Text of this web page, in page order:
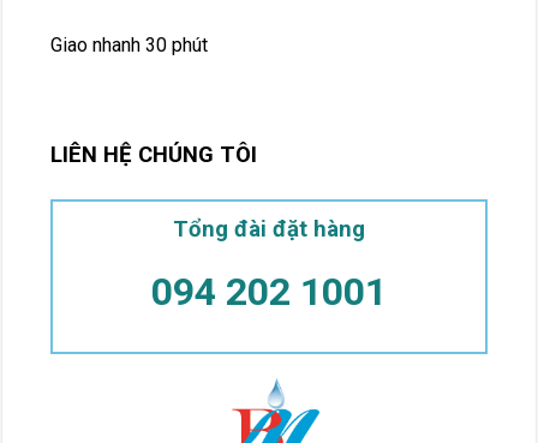
Giao nhanh 30 phút
LIÊN HỆ CHÚNG TÔI
Tổng đài đặt hàng
094 202 1001